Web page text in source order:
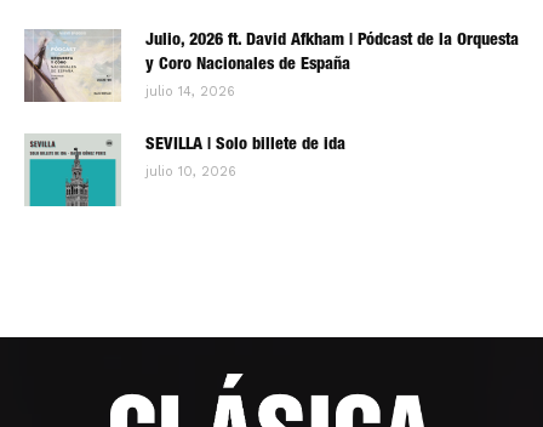
Julio, 2026 ft. David Afkham | Pódcast de la Orquesta
y Coro Nacionales de España
julio 14, 2026
SEVILLA | Solo billete de ida
julio 10, 2026